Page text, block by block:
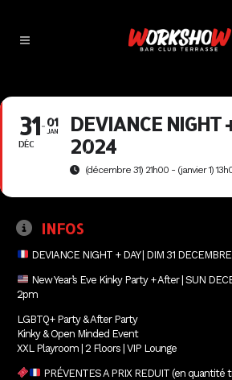
31
DÉC
01
JAN
DEVIANCE NIGHT
2024
(décembre 31) 21h00 - (janvier 1)
INFOS
DEVIANCE NIGHT + DAY | DIM 31
New Year’s Eve Kinky Party + After | SUN
2pm
LGBTQ+ Party & After Party
Kinky & Open Minded Event
XXL Playroom | 2 Floors | VIP Lounge
PRÉVENTES A PRIX REDUIT (en quantité